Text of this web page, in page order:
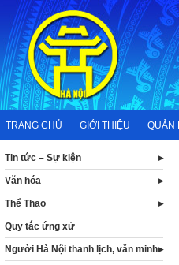
content
TRANG CHỦ GIỚI THIỆU QUẢN
Tin tức – Sự kiện
Văn hóa
Thể Thao
Quy tắc ứng xử
Người Hà Nội thanh lịch, văn minh